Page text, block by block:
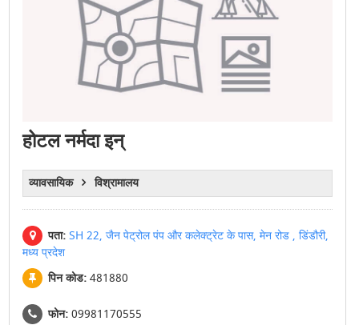
होटल नर्मदा इन्
व्यावसायिक विश्रामालय
पता: SH 22, जैन पेट्रोल पंप और कलेक्ट्रेट के पास, मेन रोड , डिंडौरी,
मध्य प्रदेश
पिन कोड:481880
फोन:09981170555